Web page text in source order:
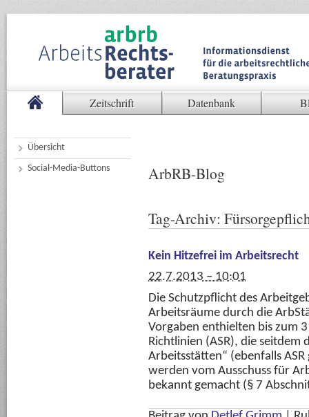
Zeitschrift Datenbank
Übersicht
Social-Media-Buttons
ArbRB-Blog
Tag-Archiv:
Kein Hitzefrei im Arbeitsrecht
22.7.2013 – 10:01
Die Schutzpflicht des
Arbeitsräume durch die
Vorgaben enthielten bis zum
Richtlinien (ASR), die seitdem
Arbeitsstätten“ (ebenfalls
werden vom Ausschuss für
bekannt gemacht (§ 7